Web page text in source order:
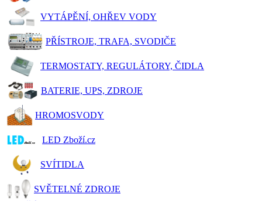
VYTÁPĚNÍ, OHŘEV VODY
PŘÍSTROJE, TRAFA, SVODIČE
TERMOSTATY, REGULÁTORY, ČIDLA
BATERIE, UPS, ZDROJE
HROMOSVODY
LED Zboží.cz
SVÍTIDLA
SVĚTELNÉ ZDROJE